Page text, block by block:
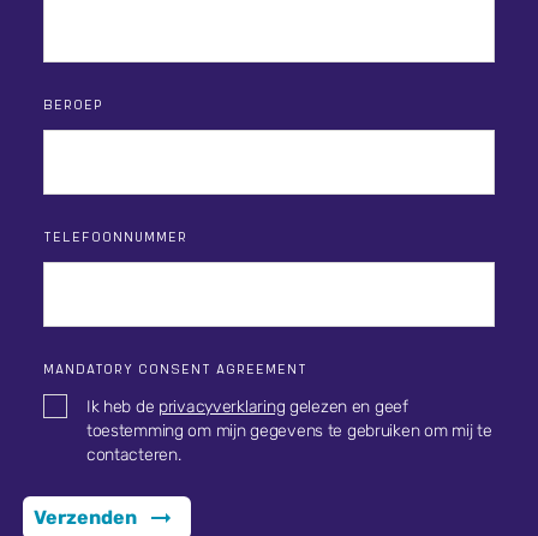
BEROEP
TELEFOONNUMMER
MANDATORY CONSENT AGREEMENT
Ik heb de privacyverklaring gelezen en geef
toestemming om mijn gegevens te gebruiken om mij te
contacteren.